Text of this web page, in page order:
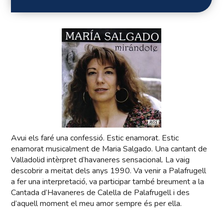
Avui els faré una confessió. Estic enamorat. Estic
enamorat musicalment de Maria Salgado. Una cantant de
Valladolid intèrpret d’havaneres sensacional. La vaig
descobrir a meitat dels anys 1990. Va venir a Palafrugell
a fer una interpretació, va participar també breument a la
Cantada d’Havaneres de Calella de Palafrugell i des
d’aquell moment el meu amor sempre és per ella.